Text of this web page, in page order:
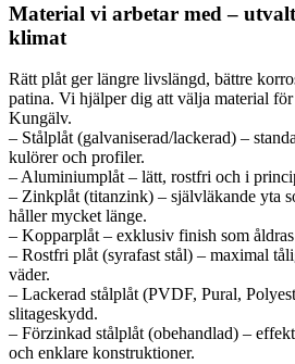
Material vi arbetar med –
klimat
Rätt plåt ger längre livslängd, bättre
patina. Vi hjälper dig att välja material
Kungälv.
– Stålplåt (galvaniserad/lackerad) –
kulörer och profiler.
– Aluminiumplåt – lätt, rostfri och i
– Zinkplåt (titanzink) – självläkande yta
håller mycket länge.
– Kopparplåt – exklusiv finish som
– Rostfri plåt (syrafast stål) – maximal
väder.
– Lackerad stålplåt (PVDF, Pural,
slitageskydd.
– Förzinkad stålplåt (obehandlad) –
och enklare konstruktioner.